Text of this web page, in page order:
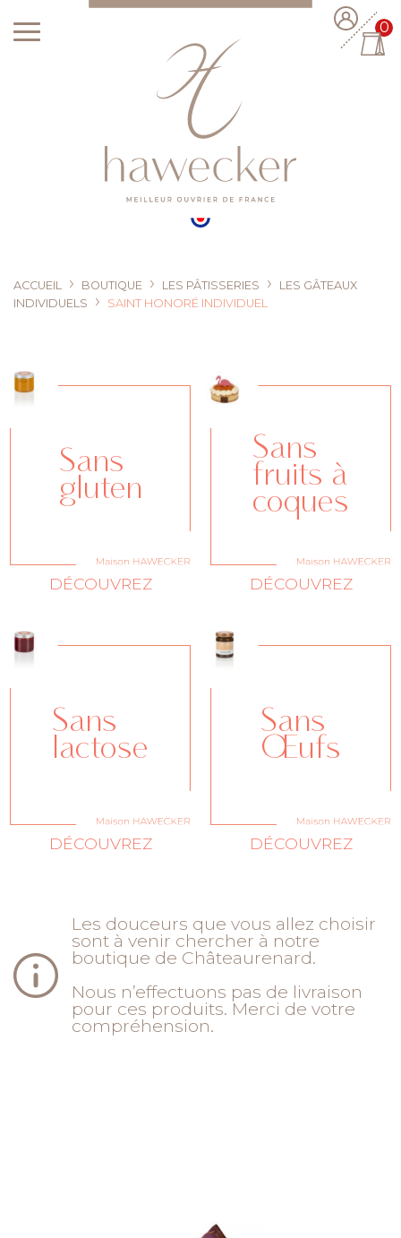
0
ACCUEIL › BOUTIQUE › LES PÂTISSERIES ›
LES GÂTEAUX
INDIVIDUELS
› SAINT HONORÉ INDIVIDUEL
Sans
gluten
DÉCOUVREZ
Sans
fruits à
coques
DÉCOUVREZ
Sans
lactose
DÉCOUVREZ
Sans
Œufs
DÉCOUVREZ
Les douceurs que vous allez choisir
sont à venir chercher à notre
boutique de Châteaurenard.
Nous n’effectuons pas de livraison
pour ces produits. Merci de votre
compréhension.